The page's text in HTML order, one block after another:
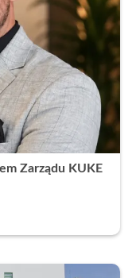
Zarządu KUKE